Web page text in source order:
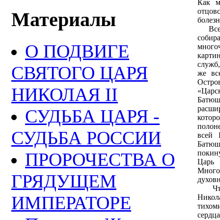
Материалы
О ПОДВИГЕ
СВЯТОГО ЦАРЯ
НИКОЛАЯ II
СУДЬБА ЦАРЯ -
СУДЬБА РОССИИ
ПРОРОЧЕСТВА О
ГРЯДУЩЕМ
ИМПЕРАТОРЕ
Как
Все
же
всей
Что